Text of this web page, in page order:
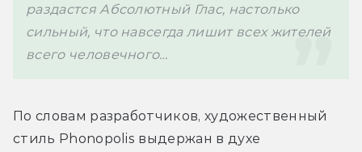
раздастся Абсолютный Глас, настолько
сильный, что навсегда лишит всех жителей
всего человечного…
По словам разработчиков, художественный
стиль Phonopolis выдержан в духе